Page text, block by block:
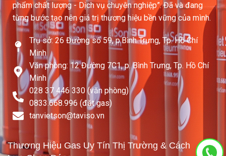
phẩm chất lượng - Dịch vụ chuyên nghiệp”. Đã và đang
từng bước tạo nên giá trị thương hiệu bền vững của mình.
Trụ sở: 26 Đường số 59, p.Bình Trưng, Tp. Hồ Chí
Minh
Văn phòng: 12 Đường 7C1, p. Bình Trưng, Tp. Hồ Chí
Minh
028 37 446 330 (văn phòng)
0833.668.996 (đặt gas)
tanvietson@taviso.vn​
Thương Hiệu Gas Uy Tín Thị Trường & Cách